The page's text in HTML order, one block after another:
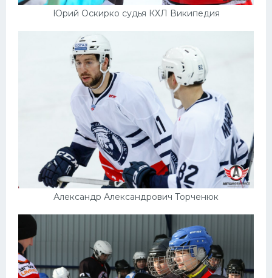
Юрий Оскирко судья КХЛ Википедия
Александр Александрович Торченюк